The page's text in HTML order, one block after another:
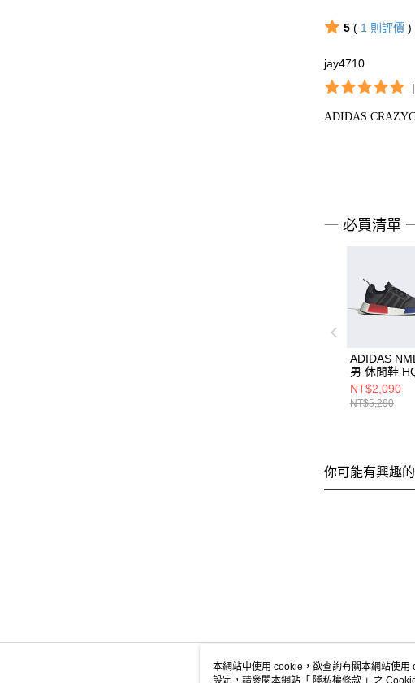
5( 1 則評價 )
jay4710
|
ADIDAS
一 必買清單
ADIDAS
男 休閒鞋
NT$2,090
NT$5,290
你可能有興趣
本網站中使用 cookie，欲查詢有關本網站使
設定，請參閱本網站「 隱私權條款 」之